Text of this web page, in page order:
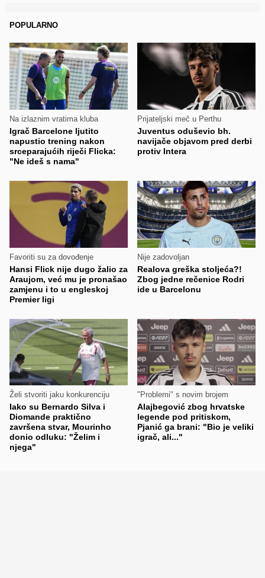
POPULARNO
Na izlaznim vratima kluba
Igrač Barcelone ljutito
napustio trening nakon
srceparajućih riječi Flicka:
"Ne ideš s nama"
Prijateljski meč u Perthu
Juventus oduševio bh.
navijače objavom pred derbi
protiv Intera
Favoriti su za dovođenje
Hansi Flick nije dugo žalio za
Araujom, već mu je pronašao
zamjenu i to u engleskoj
Premier ligi
Nije zadovoljan
Realova greška stoljeća?!
Zbog jedne rečenice Rodri
ide u Barcelonu
Želi stvoriti jaku konkurenciju
Iako su Bernardo Silva i
Diomande praktično
završena stvar, Mourinho
donio odluku: "Želim i
njega"
"Problemi" s novim brojem
Alajbegović zbog hrvatske
legende pod pritiskom,
Pjanić ga brani: "Bio je veliki
igrač, ali..."